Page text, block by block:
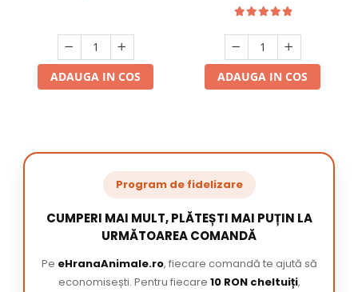
ADAUGA IN COS ADAUGA IN COS
Program de fidelizare
CUMPERI MAI MULT, PLĂTEȘTI MAI PUȚIN LA
URMĂTOAREA COMANDĂ
Pe eHranaAnimale.ro, fiecare comandă te ajută să
economisești. Pentru fiecare 10 RON cheltuiți,